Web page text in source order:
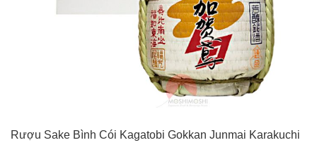
Rượu Sake Bình Cói Kagatobi Gokkan Junmai Karakuchi